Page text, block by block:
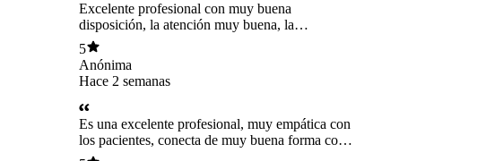
Excelente profesional con muy buena
disposición, la atención muy buena, la
recomiendo 100 por ciento.
5
Anónima
Hace 2 semanas
Es una excelente profesional, muy empática con
los pacientes, conecta de muy buena forma con
los adolecentes